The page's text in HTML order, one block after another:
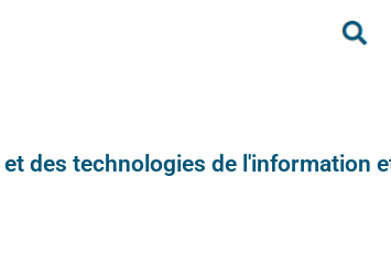
des technologies de l'information